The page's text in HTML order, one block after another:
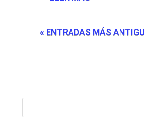
« ENTRADAS MÁS